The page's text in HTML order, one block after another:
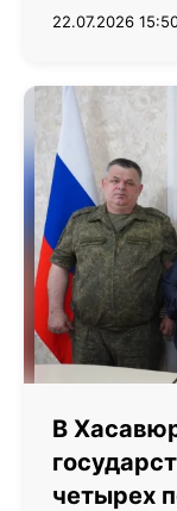
22.07.2026
В
четырех